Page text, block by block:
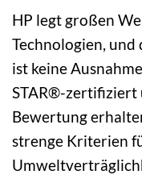
HP legt großen
Technologien, und
ist keine
STAR®-zertifiziert
Bewertung
strenge Kriterien